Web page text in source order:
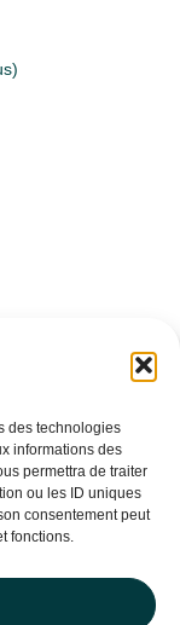
des technologies
informations des
permettra de traiter
ou les ID uniques
consentement peut
fonctions.